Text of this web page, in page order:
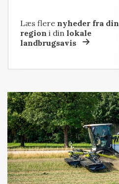
Læs flere nyheder fra din
region i dinlokale
landbrugsavis